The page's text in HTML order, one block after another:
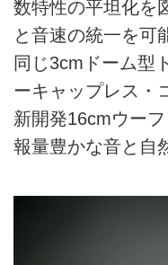
数特性の平坦化を
と音速の統一を可
同じ3cmドーム型
ーキャップレス・
新開発16cmウー
報量豊かな音と自